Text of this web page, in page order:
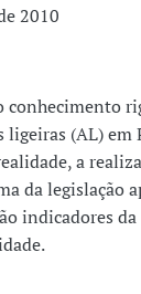
2010
ligeiras (AL) em
a
da legislação
indicadores da